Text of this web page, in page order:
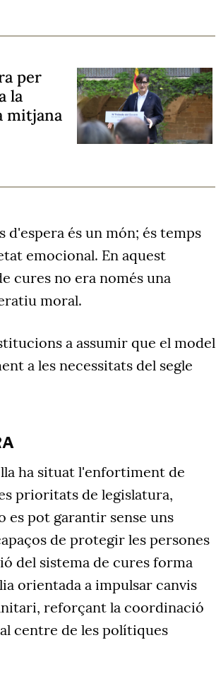
per
la
mitjana
d'espera és un món; és temps
emocional. En aquest
cures no era només una
moral.
a assumir que el model
a les necessitats del segle
ha situat l'enfortiment de
prioritats de legislatura,
es pot garantir sense uns
de protegir les persones
del sistema de cures forma
orientada a impulsar canvis
reforçant la coordinació
centre de les polítiques